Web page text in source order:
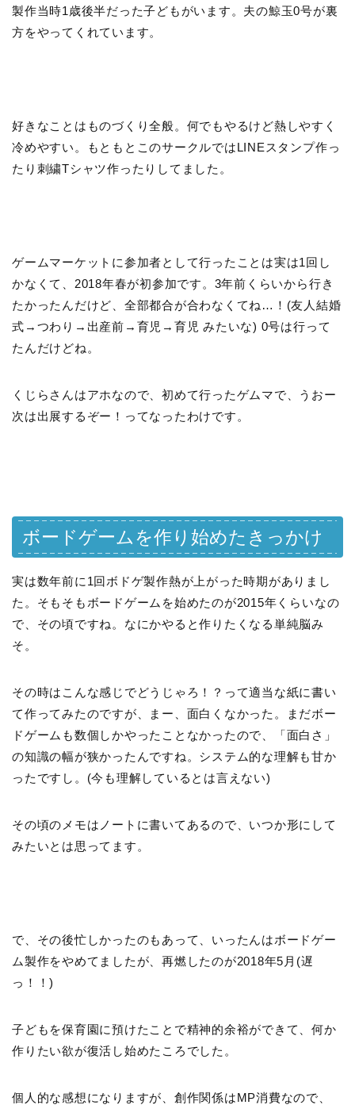
製作当時1歳後半だった子どもがいます。夫の鯨玉0号が裏
方をやってくれています。
好きなことはものづくり全般。何でもやるけど熱しやすく
冷めやすい。もともとこのサークルではLINEスタンプ作っ
たり刺繍Tシャツ作ったりしてました。
ゲームマーケットに参加者として行ったことは実は1回し
かなくて、2018年春が初参加です。3年前くらいから行き
たかったんだけど、全部都合が合わなくてね…！(友人結婚
式→つわり→出産前→育児→育児 みたいな) 0号は行って
たんだけどね。
くじらさんはアホなので、初めて行ったゲムマで、うおー
次は出展するぞー！ってなったわけです。
ボードゲームを作り始めたきっかけ
実は数年前に1回ボドゲ製作熱が上がった時期がありまし
た。そもそもボードゲームを始めたのが2015年くらいなの
で、その頃ですね。なにかやると作りたくなる単純脳み
そ。
その時はこんな感じでどうじゃろ！？って適当な紙に書い
て作ってみたのですが、まー、面白くなかった。まだボー
ドゲームも数個しかやったことなかったので、「面白さ」
の知識の幅が狭かったんですね。システム的な理解も甘か
ったですし。(今も理解しているとは言えない)
その頃のメモはノートに書いてあるので、いつか形にして
みたいとは思ってます。
で、その後忙しかったのもあって、いったんはボードゲー
ム製作をやめてましたが、再燃したのが2018年5月(遅
っ！！)
子どもを保育園に預けたことで精神的余裕ができて、何か
作りたい欲が復活し始めたころでした。
個人的な感想になりますが、創作関係はMP消費なので、